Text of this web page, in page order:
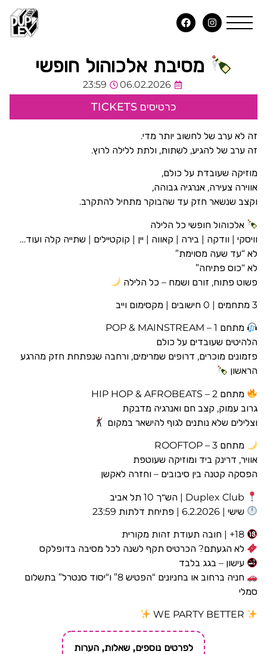
מסיבת אלכוהול חופשי
06.02.2026
23:59
כרטיסים TICKETS
זה לא ערב של לחשוב יותר מדי.
זה ערב של להגיע, לשתות, ולתת ללילה לרוץ.
מוזיקה שעובדת על כולם,
אווירה צעירה, אנרגיה גבוהה,
וקצב שנשאר חזק עד שהבוקר מתחיל להתקרב.
אלכוהול חופשי כל הלילה
וויסקי | וודקה | בירה | קאווה | יין | קוקטיילים | שתייה קלה ועוד…
לא “עד שעה מסוימת”
לא “כוס פתיחה”
פשוט פתוח, זורם ושמח – כל הלילה
3 מתחמים | 0 חישובים | מקסימום וייב
מתחם 1 – POP & MAINSTREAM
הלהיטים שעובדים על כולם
פזמונים מוכרים, דרופים שמרימים, ורחבה שנפתחת חזק מהרגע
הראשון
מתחם 2 – HIP HOP & AFROBEATS
גרוב עמוק, קצב חם ואנרגיה מדבקת
וצלילים שלא נותנים לגוף להישאר במקום
מתחם 3 – ROOFTOP
אוויר, דרינק ביד ומוזיקה שעוטפת
הפסקה קטנה בין סיבובים – וחזרה לאקשן
שישי | 6.2.2026 | פתיחת דלתות 23:59
18+ | חובה תעודת זהות מקורית
לא הגעתם? הכרטיס תקף לשנה לכל מסיבה בדופלקס
עישון – בגג בלבד
חניה ברחוב או בחניונים “הפטיש 8” ו“יסוד סנטרל” בתשלום
סמלי
לפרטים נוספים, שאלות, הערות